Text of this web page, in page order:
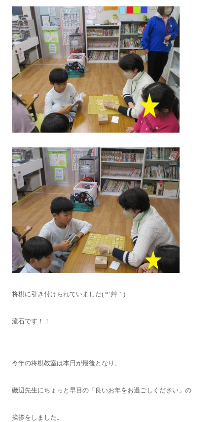
将棋に引き付けられていました( *´艸｀)
流石です！！
今年の将棋教室は本日が最後となり、
磯辺先生にちょっと早目の「良いお年をお過ごしください」の
挨拶をしました。